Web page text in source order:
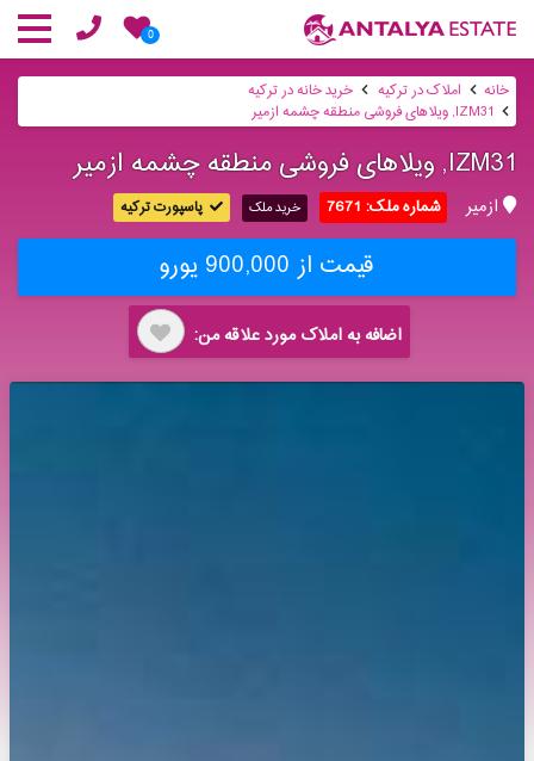
0
خانه املاک در ترکیه
خرید خانه در ترکیه
IZM31, ویلاهای فروشی منطقه چشمه ازمیر
IZM31, ویلاهای فروشی منطقه چشمه ازمیر
ازمیر شماره ملک: 7671 خرید ملک پاسپورت ترکیه
قیمت از 900,000 یورو
اضافه به املاک مورد علاقه من: